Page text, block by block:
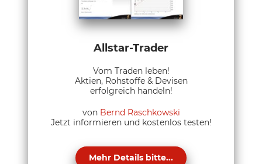
Allstar-Trader
Vom Traden leben!
Aktien, Rohstoffe & Devisen
erfolgreich handeln!
von Bernd Raschkowski
Jetzt informieren und kostenlos testen!
Mehr Details bitte...